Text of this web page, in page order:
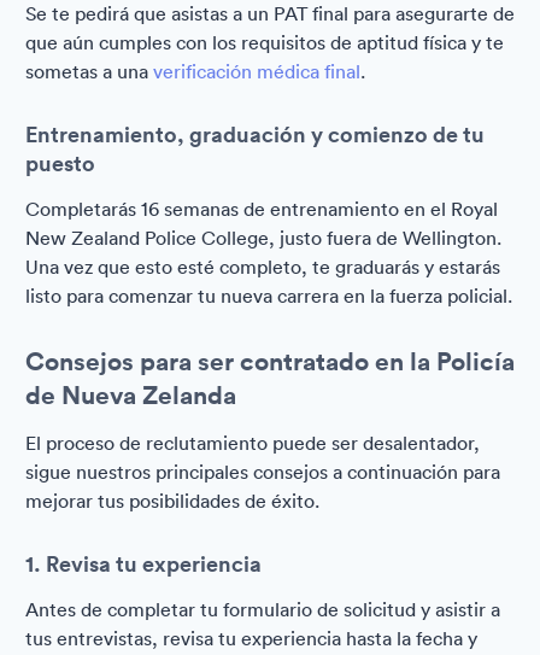
Se te pedirá que asistas a un PAT final para asegurarte de
que aún cumples con los requisitos de aptitud física y te
sometas a una verificación médica final.
Entrenamiento, graduación y comienzo de tu
puesto
Completarás 16 semanas de entrenamiento en el Royal
New Zealand Police College, justo fuera de Wellington.
Una vez que esto esté completo, te graduarás y estarás
listo para comenzar tu nueva carrera en la fuerza policial.
Consejos para ser contratado en la Policía
de Nueva Zelanda
El proceso de reclutamiento puede ser desalentador,
sigue nuestros principales consejos a continuación para
mejorar tus posibilidades de éxito.
1. Revisa tu experiencia
Antes de completar tu formulario de solicitud y asistir a
tus entrevistas, revisa tu experiencia hasta la fecha y